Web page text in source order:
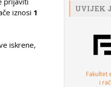
iznosi 1
iskrene,
UVIJEK
Fakultet
i